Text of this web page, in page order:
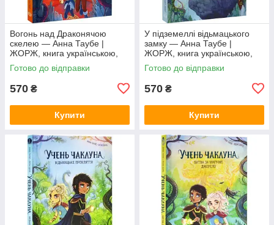
Вогонь над Драконячою
скелею — Анна Таубе |
ЖОРЖ, книга українською,
нова, тверда
Готово до відправки
570 ₴
Купити
У підземеллі відьмацького
замку — Анна Таубе |
ЖОРЖ, книга українською,
нова, тверда
Готово до відправки
570 ₴
Купити